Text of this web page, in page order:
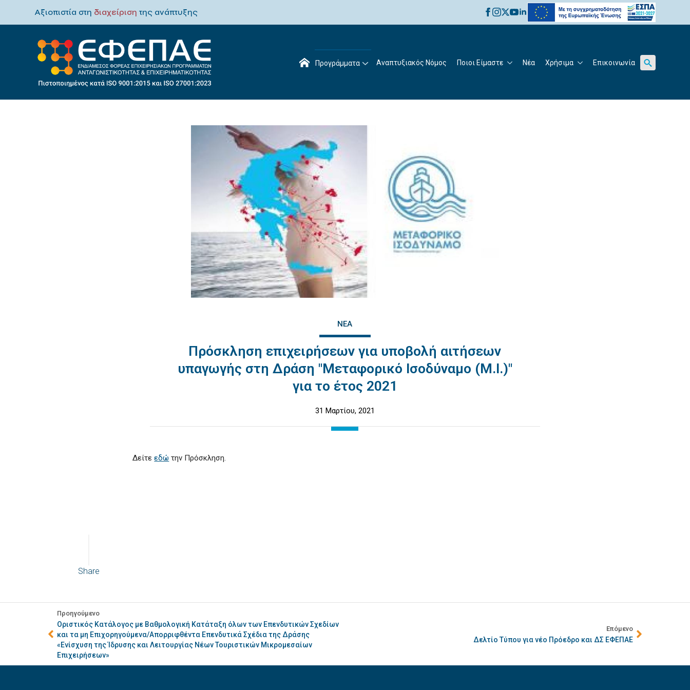
Αξιοπιστία στη διαχείριση της ανάπτυξης
Προγράμματα Αναπτυξιακός Νόμος Ποιοι Είμαστε Νέα Χρήσιμα Επικοινωνία
for:
ΝΈΑ
Πρόσκληση επιχειρήσεων για υποβολή αιτήσεων
υπαγωγής στη Δράση "Μεταφορικό Ισοδύναμο (Μ.Ι.)"
για το έτος 2021
31 Μαρτίου, 2021
Share
Δείτεεδώ την Πρόσκληση.
Προηγούμενο
Οριστικός Κατάλογος με Βαθμολογική Κατάταξη όλων των Επενδυτικών Σχεδίων
και τα μη Επιχορηγούμενα/Απορριφθέντα Επενδυτικά Σχέδια της Δράσης
«Ενίσχυση της Ίδρυσης και Λειτουργίας Νέων Τουριστικών Μικρομεσαίων
Επιχειρήσεων»
Επόμενο
Δελτίο Τύπου για νέο Πρόεδρο και ΔΣ ΕΦΕΠΑΕ